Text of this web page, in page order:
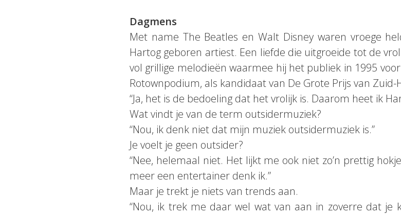
Dagmens
Met name The Beatles en Walt Disney waren vroege
Hartog geboren artiest. Een liefde die uitgroeide tot de
vol grillige melodieën waarmee hij het publiek in 1995
Rotownpodium, als kandidaat van De Grote Prijs van Zuid-
“Ja, het is de bedoeling dat het vrolijk is. Daarom heet ik
Wat vindt je van de term outsidermuziek?
“Nou, ik denk niet dat mijn muziek outsidermuziek is.”
Je voelt je geen outsider?
“Nee, helemaal niet. Het lijkt me ook niet zo’n prettig
meer een entertainer denk ik.”
Maar je trekt je niets van trends aan.
“Nou, ik trek me daar wel wat van aan in zoverre dat je